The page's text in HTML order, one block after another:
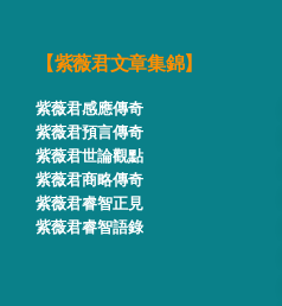
【紫薇君文章集錦】
紫薇君感應傳奇
紫薇君預言傳奇
紫薇君世論觀點
紫薇君商略傳奇
紫薇君睿智正見
紫薇君睿智語錄